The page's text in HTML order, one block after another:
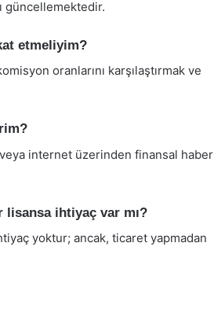
güncellemektedir.
etmeliyim?
oranlarını karşılaştırmak ve
veya internet üzerinden finansal haber
lisansa ihtiyaç var mı?
yoktur; ancak, ticaret yapmadan